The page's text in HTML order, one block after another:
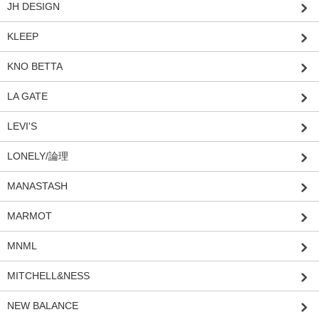
JH DESIGN
KLEEP
KNO BETTA
LA GATE
LEVI'S
LONELY/論理
MANASTASH
MARMOT
MNML
MITCHELL&NESS
NEW BALANCE